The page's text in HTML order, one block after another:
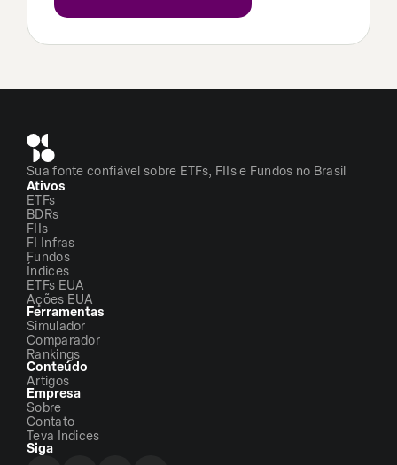
Sua fonte confiável sobre ETFs, FIIs e Fundos no Brasil
Ativos
ETFs
BDRs
FIIs
FI Infras
Fundos
Índices
ETFs EUA
Ações EUA
Ferramentas
Simulador
Comparador
Rankings
Conteúdo
Artigos
Empresa
Sobre
Contato
Teva Indices
Siga